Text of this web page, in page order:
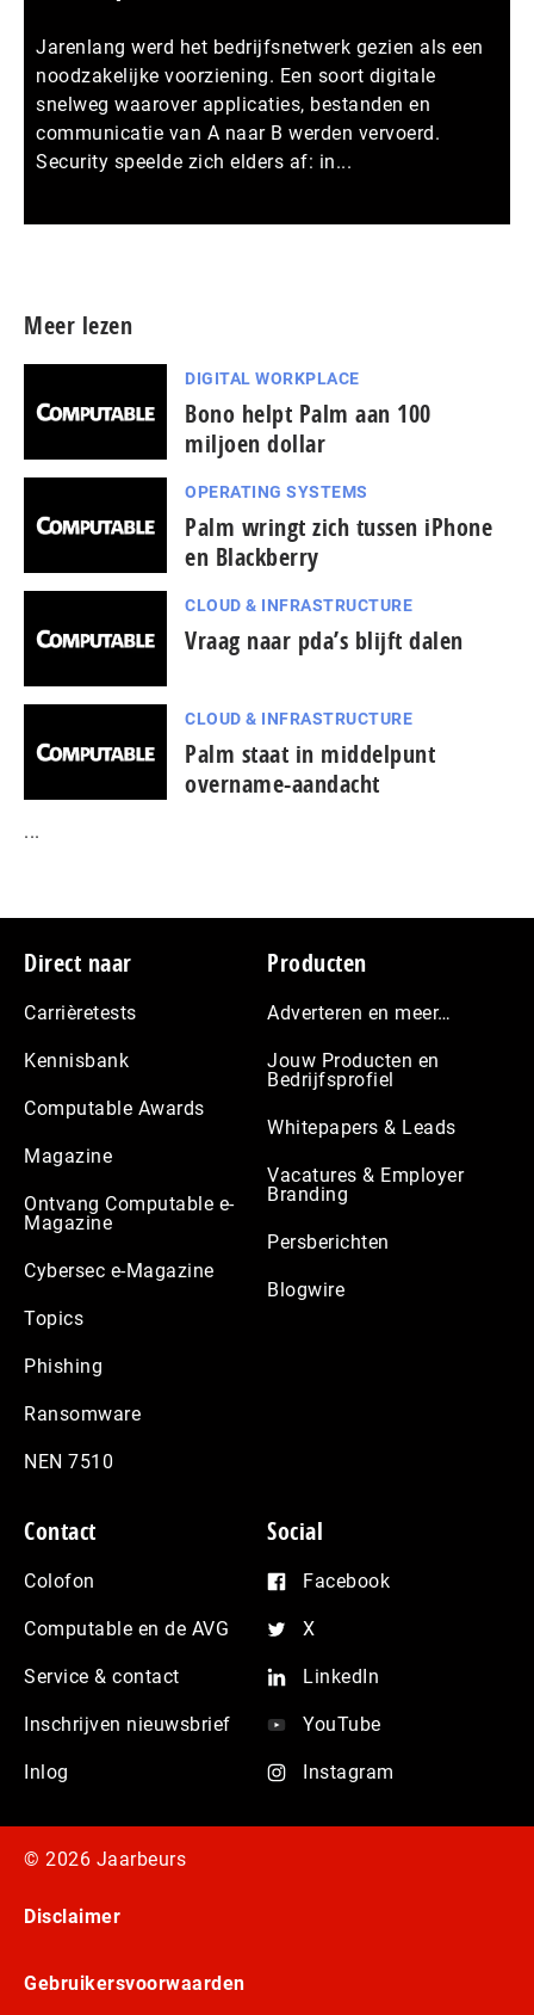
Jarenlang werd het bedrijfsnetwerk gezien als een
noodzakelijke voorziening. Een soort digitale
snelweg waarover applicaties, bestanden en
communicatie van A naar B werden vervoerd.
Security speelde zich elders af: in...
Meer lezen
DIGITAL WORKPLACE
Bono helpt Palm aan 100
miljoen dollar
OPERATING SYSTEMS
Palm wringt zich tussen iPhone
en Blackberry
CLOUD & INFRASTRUCTURE
Vraag naar pda’s blijft dalen
CLOUD & INFRASTRUCTURE
Palm staat in middelpunt
overname-aandacht
...
Footer
Direct naar
Carrièretests
Kennisbank
Computable Awards
Magazine
Ontvang Computable e-
Magazine
Cybersec e-Magazine
Topics
Phishing
Ransomware
NEN 7510
Producten
Adverteren en meer…
Jouw Producten en
Bedrijfsprofiel
Whitepapers & Leads
Vacatures & Employer
Branding
Persberichten
Blogwire
Contact
Colofon
Computable en de AVG
Service & contact
Inschrijven nieuwsbrief
Inlog
Social
Facebook
X
LinkedIn
YouTube
Instagram
© 2026 Jaarbeurs
Disclaimer
Gebruikersvoorwaarden